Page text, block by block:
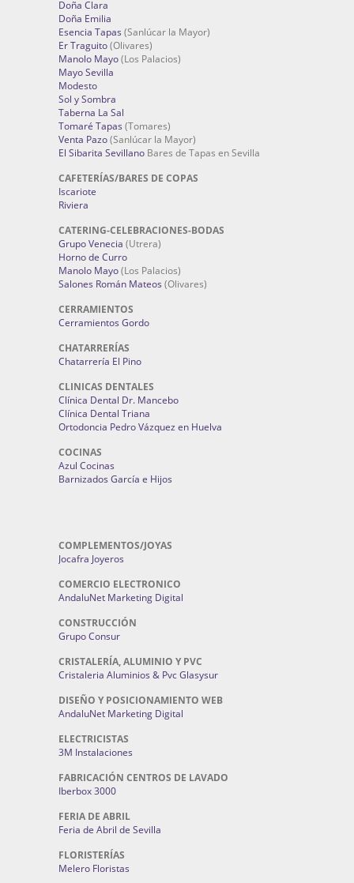
Doña Clara
Doña Emilia
Esencia Tapas (Sanlúcar la Mayor)
Er Traguito(Olivares)
Manolo Mayo(Los Palacios)
Mayo Sevilla
Modesto
Sol y Sombra
Taberna La Sal
Tomaré Tapas (Tomares)
Venta Pazo(Sanlúcar la Mayor)
El Sibarita Sevillano Bares de Tapas en Sevilla
CAFETERÍAS/BARES DE COPAS
Iscariote
Riviera
CATERING-CELEBRACIONES-BODAS
Grupo Venecia (Utrera)
Horno de Curro
Manolo Mayo(Los Palacios)
Salones Román Mateos (Olivares)
CERRAMIENTOS
Cerramientos Gordo
CHATARRERÍAS
Chatarrería El Pino
CLINICAS DENTALES
Clínica Dental Dr. Mancebo
Clínica Dental Triana
Ortodoncia Pedro Vázquez en Huelva
COCINAS
Azul Cocinas
Barnizados García e Hijos
COMPLEMENTOS/JOYAS
Jocafra Joyeros
COMERCIO ELECTRONICO
AndaluNet Marketing Digital
CONSTRUCCIÓN
Grupo Consur
CRISTALERÍA, ALUMINIO Y PVC
Cristaleria Aluminios & Pvc Glasysur
DISEÑO Y POSICIONAMIENTO WEB
AndaluNet Marketing Digital
ELECTRICISTAS
3M Instalaciones
FABRICACIÓN CENTROS DE LAVADO
Iberbox 3000
FERIA DE ABRIL
Feria de Abril de Sevilla
FLORISTERÍAS
Melero Floristas